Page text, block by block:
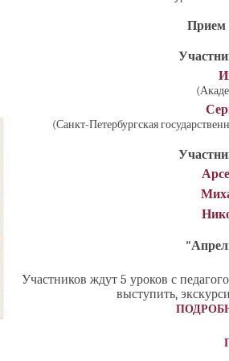
Прием
(Санкт-Петербургская
Участников ждут 5 уроков с
выступить,